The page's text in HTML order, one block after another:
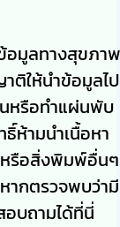
อมูลทางสุขภาพ
ติให้นำข้อมูลไป
นหรือทำแผ่นพับ
ห้ามนำเนื้อหา
หรือสิ่งพิมพ์อื่นๆ
ากตรวจพบว่ามี
อบถามได้ที่นี่